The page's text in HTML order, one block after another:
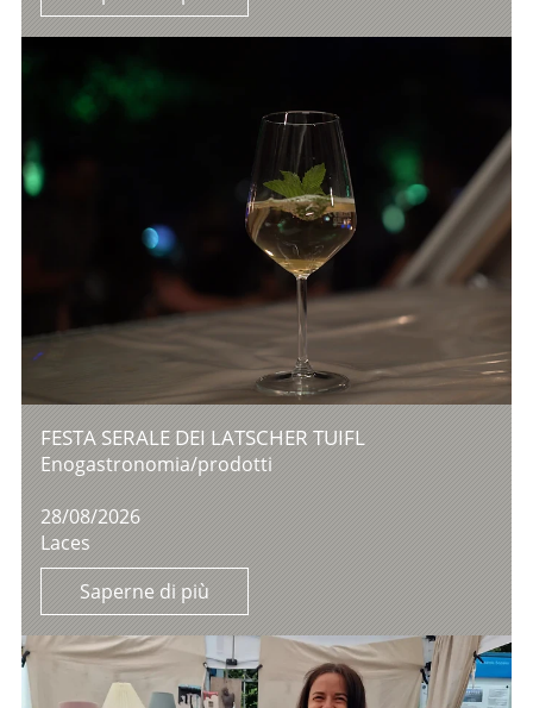
FESTA SERALE DEI LATSCHER TUIFL
Enogastronomia/prodotti
28/08/2026
Laces
Saperne di più